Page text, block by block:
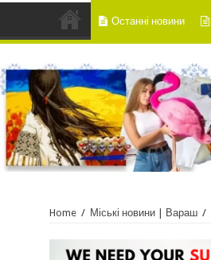
Останні новини
Home / Міські новини | Вараш /